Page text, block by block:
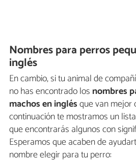
Nombres para perros
inglés
En cambio, si tu animal de
no has encontrado los nombres
machos en inglésque van mejor
continuación te mostramos un
que encontrarás algunos con
Esperamos que acaben de
nombre elegir para tu perro: